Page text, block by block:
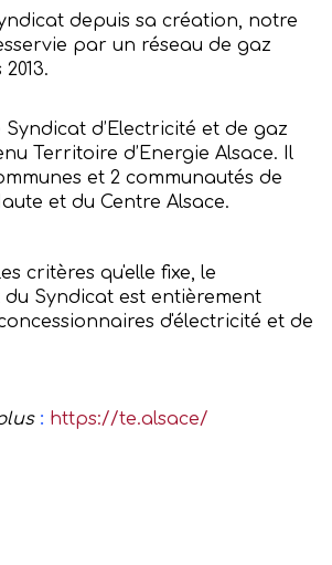
depuis sa création, notre
par un réseau de gaz
Syndicat d’Electricité et de gaz
Territoire d’Energie Alsace. Il
et 2 communautés de
et du Centre Alsace.
critères qu'elle fixe, le
Syndicat est entièrement
d'électricité et de
: https://te.alsace/